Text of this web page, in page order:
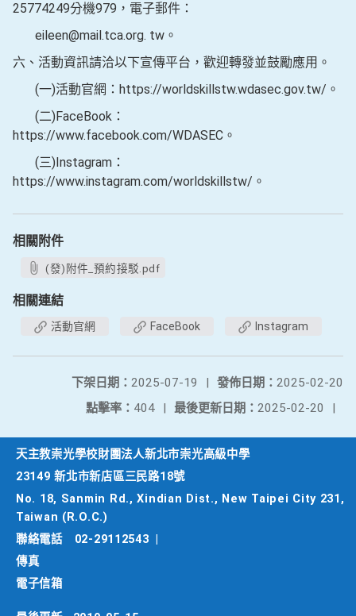
25774249分機979，電子郵件：
eileen@mail.tca.org. tw。
六、活動資訊請洽以下宣傳平台，歡迎轉發並鼓勵應用。
(一)活動官網：https://worldskillstw.wdasec.gov.tw/。
(二)FaceBook：
https://www.facebook.com/WDASEC。
(三)Instagram：
https://www.instagram.com/worldskillstw/。
相關附件
(發)附件_預約接駁.pdf
相關連結
活動官網 FaceBook Instagram
發佈日期： 2025-02-20
下架日期： 2025-07-19
|
最後更新日期： 2025-02-20 |
點擊率： 404 |
天主教崇光學校財團法人新北市崇光高級中學
23149 新北市新店區三民路18號
No. 18, Sanmin Rd., Xindian Dist., New Taipei City 231,
Taiwan (R.O.C.)
聯絡電話
02-29112543
傳真
電子信箱